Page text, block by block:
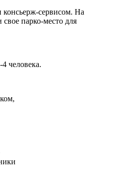
консьерж-сервисом. На
парко-место для
человека.